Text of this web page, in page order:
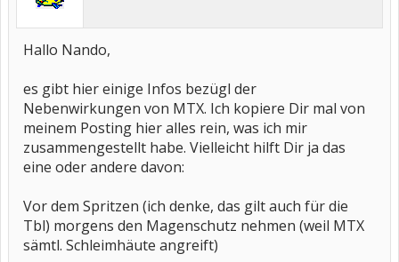
Hallo Nando,
es gibt hier einige Infos bezügl der
Nebenwirkungen von MTX. Ich kopiere Dir mal von
meinem Posting hier alles rein, was ich mir
zusammengestellt habe. Vielleicht hilft Dir ja das
eine oder andere davon:
Vor dem Spritzen (ich denke, das gilt auch für die
Tbl) morgens den Magenschutz nehmen (weil MTX
sämtl. Schleimhäute angreift)